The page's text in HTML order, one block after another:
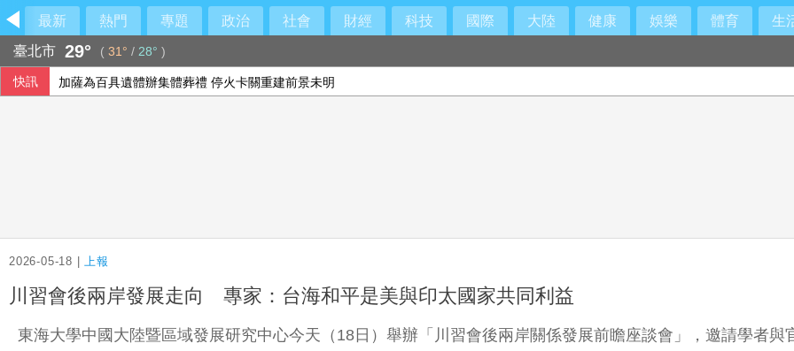
最新 熱門 專題 政治 社會 財經 科技 國際 大陸 健康 娛樂 體育 生
臺北市 29° ( 31° / 28° )
快訊 加薩為百具遺體辦集體葬禮 停火卡關重建前景未明
2026-05-18 |上報
川習會後兩岸發展走向 專家：台海和平是美與印太國家共同利益
東海大學中國大陸暨區域發展研究中心今天（18日）舉辦「川習會後兩岸關係發展前瞻座談會」，邀請學者